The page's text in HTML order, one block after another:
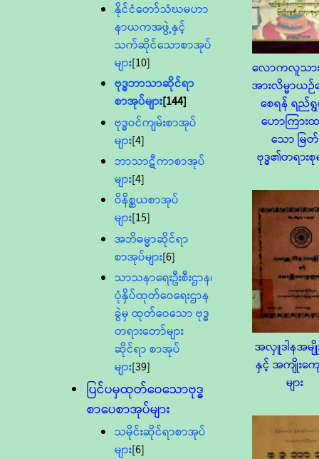
နိုင်ငံတော်သံဃမဟာ
နာယကအဖွဲ့နှင့်
သက်ဆိုင်သောစာအုပ်
များ[10]
ဗုဒ္ဓဘာသာဆိုင်ရာ
စာအုပ်များ[144]
ဗုဒ္ဓဝင်ကျမ်းစာအုပ်
များ[4]
ဘာသာဋီကာစာအုပ်
များ[4]
ဝိနိစ္ဆယစာအုပ်
များ[15]
အဘိဓမ္မာဆိုင်ရာ
စာအုပ်များ[6]
သာသနာရေးဦးစီးဌာန၊
ပုံနှိပ်ထုတ်ဝေရေးဌာန
ခွဲမှ ထုတ်ဝေသော ဗုဒ္ဓ
တရားတော်များ
ဆိုင်ရာ စာအုပ်
များ[39]
ပြင်ပမှထုတ်ဝေသောဗုဒ္ဓ
စာပေစာအုပ်များ
သမိုင်းဆိုင်ရာစာအုပ်
များ[6]
လောကလူသား
အားလိမ္မာယဉ်
စေရန် ရည်
ဟောကြားထ
သော မြတ်
ဗုဒ္ဓ၏တရားစုမ
အလှူဒါနအမျိုး
နှင့် အကျိုးကျ
များ